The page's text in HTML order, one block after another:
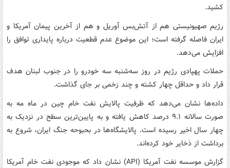
کشید.
رژیم صهیونیستی هم از آتش‌بس آوریل و هم از آخرین پیمان آمریکا و
ایران فاصله گرفته است؛ این موضوع عدم قطعیت درباره پایداری توافق را
افزایش می‌دهد.
حملات پهپادی رژیم در روز سه‌شنبه سه خودرو را در جنوب لبنان هدف
قرار داد و حداقل چهار کشته و چند زخمی بر جای گذاشت.
داده‌ها نشان می‌دهد که ظرفیت پالایش نفت خام چین در ماه مه به
صورت سالانه ۹.۱ درصد کاهش یافته و به پایین‌ترین سطح در نزدیک به
چهار سال اخیر رسیده است. پالایشگاه‌ها در بحبوحه جنگ ایران، شروع به
برداشت از ذخایر خود کرده‌اند.
گزارش موسسه نفت آمریکا (API) نشان داد که موجودی‌ نفت خام آمریکا